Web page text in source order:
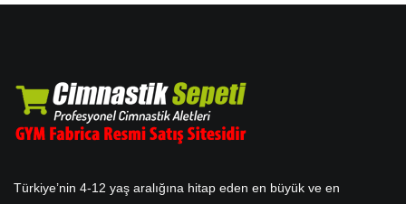
Türkiye’nin 4-12 yaş aralığına hitap eden en büyük ve en